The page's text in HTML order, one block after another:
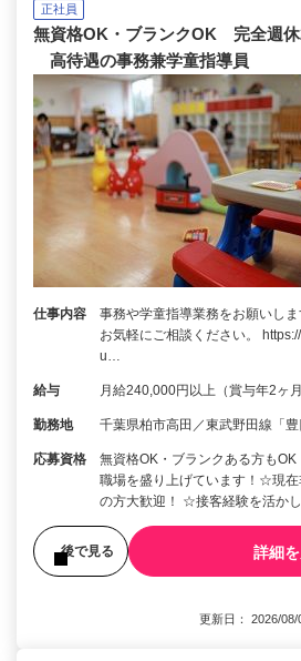
正社員
無資格OK・ブランクOK 完全週休
高待遇の事務兼学童指導員
仕事内容
事務や学童指導業務をお願いし
お気軽にご相談ください。
u…
給与 月給240,000円以上（賞与年2ヶ月
勤務地 千葉県柏市高田／東武野田線「
応募資格
無資格OK・ブランクある方も
職場を盛り上げています！☆現在
の方大歓迎！ ☆接客経験を活か
後で見る 詳細
更新日： 2026/